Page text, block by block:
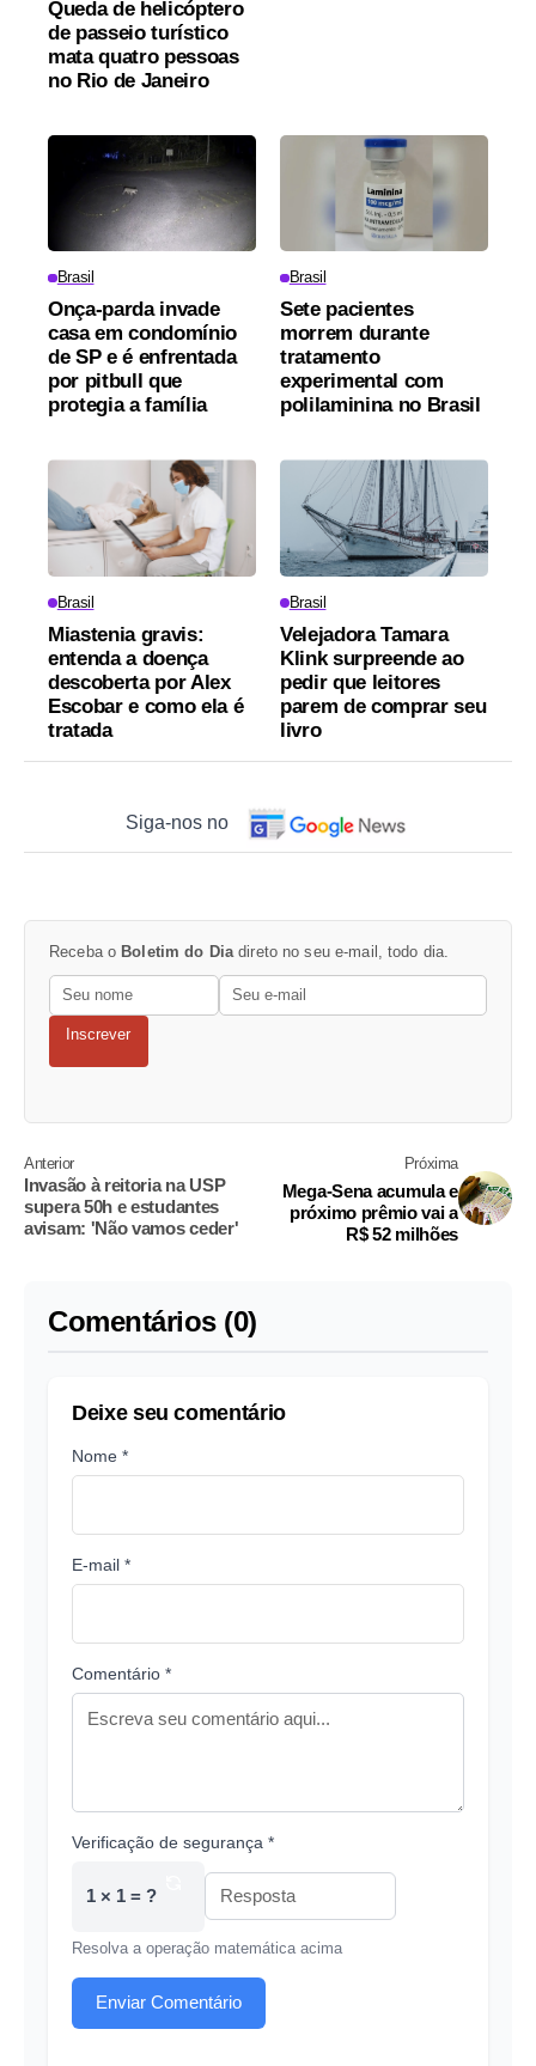
Queda de helicóptero
de passeio turístico
mata quatro pessoas
no Rio de Janeiro
Brasil
Onça-parda invade
casa em condomínio
de SP e é enfrentada
por pitbull que
protegia a família
Brasil
Sete pacientes
morrem durante
tratamento
experimental com
polilaminina no Brasil
Brasil
Miastenia gravis:
entenda a doença
descoberta por Alex
Escobar e como ela é
tratada
Brasil
Velejadora Tamara
Klink surpreende ao
pedir que leitores
parem de comprar seu
livro
Siga-nos no
Receba o Boletim do Diadireto no seu e-mail, todo dia.
Inscrever
Anterior
Invasão à reitoria na USP
supera 50h e estudantes
avisam: 'Não vamos ceder'
Próxima
Mega-Sena acumula e
próximo prêmio vai a
R$ 52 milhões
Comentários (0)
Deixe seu comentário
Nome *
E-mail *
Comentário *
Verificação de segurança *
1 × 1 = ?
Resolva a operação matemática acima
Enviar Comentário